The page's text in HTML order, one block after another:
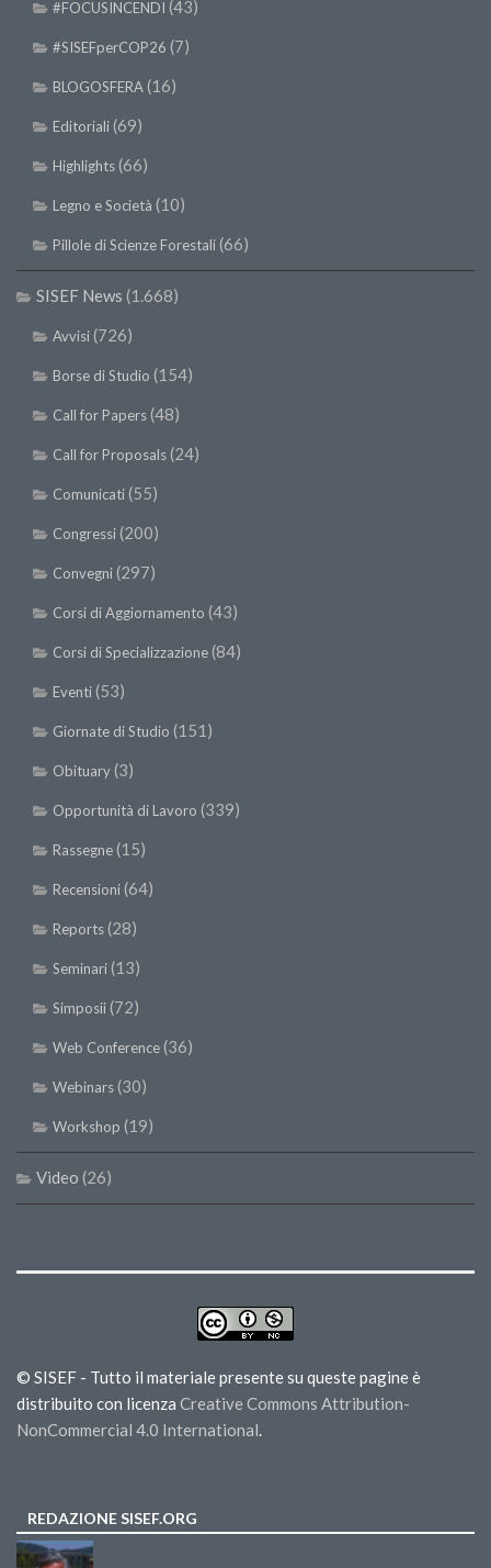
#FOCUSINCENDI (43)
#SISEFperCOP26 (7)
BLOGOSFERA(16)
Editoriali(69)
Highlights(66)
Legno e Società (10)
Pillole di Scienze Forestali(66)
SISEF News (1.668)
Avvisi(726)
Borse di Studio (154)
Call for Papers(48)
Call for Proposals(24)
Comunicati(55)
Congressi(200)
Convegni(297)
Corsi di Aggiornamento (43)
Corsi di Specializzazione(84)
Eventi(53)
Giornate di Studio (151)
Obituary(3)
Opportunità di Lavoro (339)
Rassegne(15)
Recensioni(64)
Reports(28)
Seminari(13)
Simposii(72)
Web Conference(36)
Webinars(30)
Workshop (19)
Video (26)
© SISEF - Tutto il materiale presente su queste pagine è
distribuito con licenza Creative Commons Attribution-
NonCommercial 4.0 International.
REDAZIONE SISEF.ORG